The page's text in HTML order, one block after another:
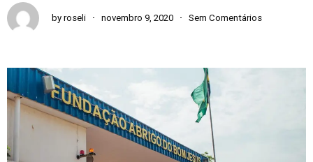
by roseli novembro 9, 2020 Sem Comentários